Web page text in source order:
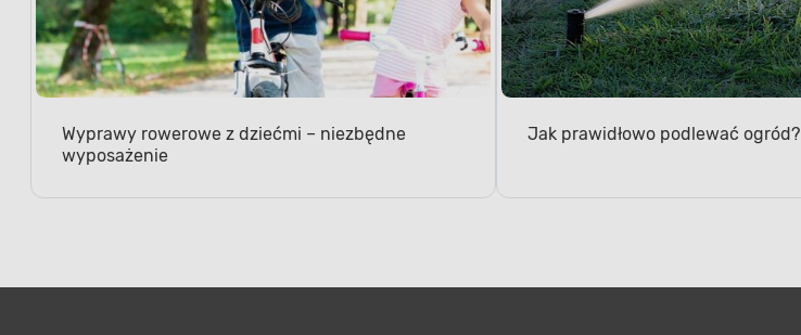
Wyprawy rowerowe z dziećmi – niezbędne
wyposażenie
Jak prawidłowo podlewać ogród?